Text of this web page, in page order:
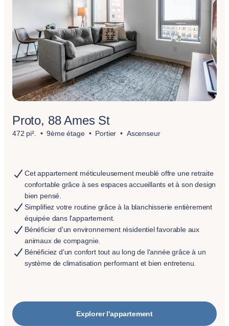
Proto, 88 Ames St
472 pi². 9ème étage Portier Ascenseur
Cet appartement méticuleusement meublé offre une retraite
confortable grâce à ses espaces accueillants et à son design
bien pensé.
Simplifiez votre routine grâce à la blanchisserie entièrement
équipée dans l'appartement.
Bénéficier d'un environnement résidentiel favorable aux
animaux de compagnie.
Bénéficiez d'un confort tout au long de l'année grâce à un
système de climatisation performant et bien entretenu.
Explorer l'appartement